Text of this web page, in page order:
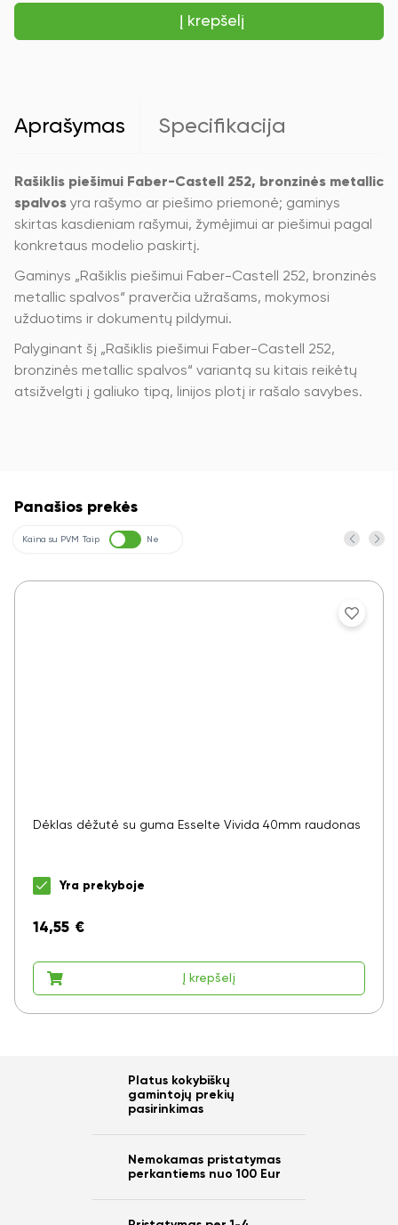
piešimui
Castell
Į krepšelį
Aprašymas Specifikacija
Rašiklis piešimui Faber-Castell 252, bronzinės metallic
spalvos yra rašymo ar piešimo priemonė; gaminys
skirtas kasdieniam rašymui, žymėjimui ar piešimui pagal
konkretaus modelio paskirtį.
Gaminys „Rašiklis piešimui Faber-Castell 252, bronzinės
metallic spalvos“ praverčia užrašams, mokymosi
užduotims ir dokumentų pildymui.
Palyginant šį „Rašiklis piešimui Faber-Castell 252,
bronzinės metallic spalvos“ variantą su kitais reikėtų
atsižvelgti į galiuko tipą, linijos plotį ir rašalo savybes.
Panašios prekės
Kaina su PVM Taip Ne
Dėklas dėžutė su guma Esselte Vivida 40mm raudonas
Yra prekyboje
14,55 €
Į krepšelį
Platus kokybiškų
gamintojų prekių
pasirinkimas
Nemokamas pristatymas
perkantiems nuo 100 Eur